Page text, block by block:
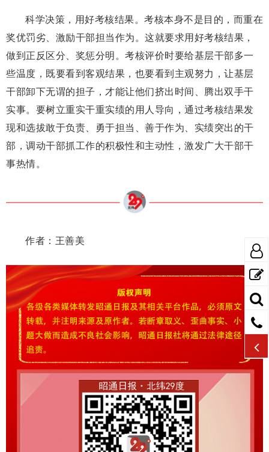
科学决策，用好考核结果。考核本身不是目的，而重在
奖优罚劣、激励干部担当作为。这就要求用好考核结果，
做到正反区分、奖惩分明。考核评价时要给基层干部多一
些温度，既要看到客观结果，也要看到主观努力，让基层
干部卸下无谓的担子，才能让他们挤出时间、腾出双手干
实事。要树立重实干重实绩的用人导向，通过考核结果发
现和选拔敢于负责、勇于担当、善于作为、实绩突出的干
部，调动干部抓工作的积极性和主动性，激发广大干部干
事热情。
作者：王善美